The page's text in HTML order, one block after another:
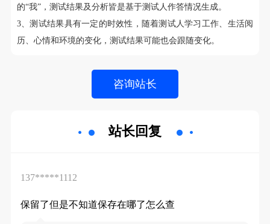
的“我”，测试结果及分析皆是基于测试人作答情况生成。
3、测试结果具有一定的时效性，随着测试人学习工作、生活阅
历、心情和环境的变化，测试结果可能也会跟随变化。
站长回复
137*****1112
保留了但是不知道保存在哪了怎么查